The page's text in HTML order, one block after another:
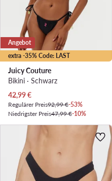
extra -35% Code: LAST
Angebot
Juicy Couture
Bikini · Schwarz
Aktueller Preis
42,99€
Regulärer Preis92,99 €-53%
Niedrigster Preis47,99 €-10%